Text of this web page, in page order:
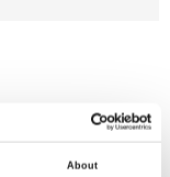
About